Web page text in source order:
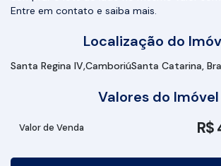
Entre em contato e saiba mais.
Localização do
Santa Regina IV CamboriúSanta Catarina,
Valores do Imóvel
R$
Valor de Venda